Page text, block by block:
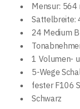
Mensur: 564
Sattelbreite:
24 Medium
1 Volumen-
5-Wege
fester F106
Schwarz